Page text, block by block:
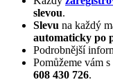
slevou.
Slevu na každý
automaticky po
Podrobnější
Pomůžeme vám
608 430 726.